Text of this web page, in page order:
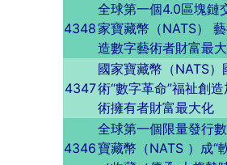
4348
全球第一個4.0區塊鏈
家寶藏幣（NATS）
造數字藝術者財富最
4347
國家寶藏幣（NATS）
術“數字革命”福祉創
術擁有者財富最大化
4346
全球第一個限量發行
寶藏幣（NATS ）成“